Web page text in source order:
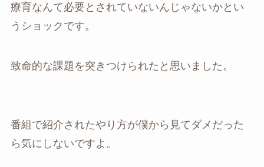
療育なんて必要とされていないんじゃないかとい
うショックです。
致命的な課題を突きつけられたと思いました。
番組で紹介されたやり方が僕から見てダメだった
ら気にしないですよ。